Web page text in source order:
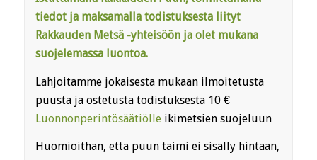
tiedot ja maksamalla todistuksesta liityt
Rakkauden Metsä -yhteisöön ja olet mukana
suojelemassa luontoa.
Lahjoitamme jokaisesta mukaan ilmoitetusta
puusta ja ostetusta todistuksesta 10 €
Luonnonperintösäätiölleikimetsien suojeluun
Huomioithan, että puun taimi ei sisälly hintaan,